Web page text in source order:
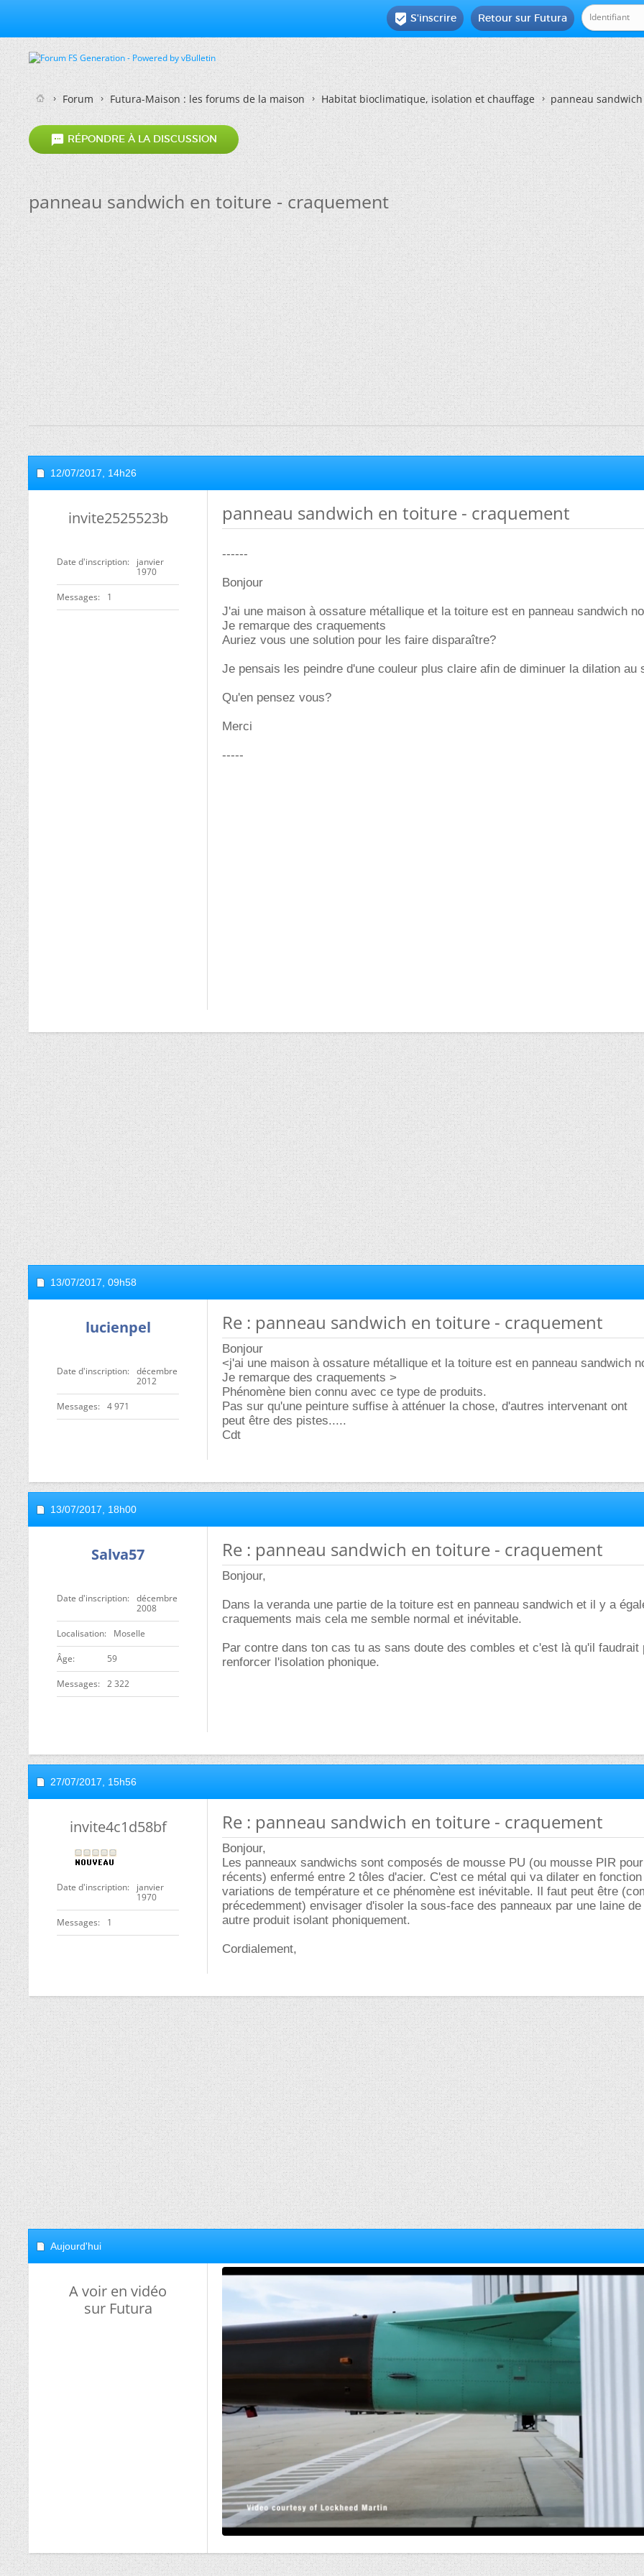
Retour sur Futura
 S'inscrire
Forum Futura-Maison : les forums de la maison Habitat bioclimatique, isolation et chauffage panneau
 RÉPONDRE À LA DISCUSSION
panneau sandwich en toiture - craquement
12/07/2017, 14h26
invite2525523b
Date d'inscription
janvier
1970
Messages 1
panneau sandwich en toiture - craquement
------
Bonjour
J'ai une maison à ossature métallique et la toiture est en panneau sandwich
Je remarque des craquements
Auriez vous une solution pour les faire disparaître?
Je pensais les peindre d'une couleur plus claire afin de diminuer la dilation au
Qu'en pensez vous?
Merci
-----
13/07/2017, 09h58
lucienpel
Date d'inscription
décembre
2012
Messages 4 971
Re : panneau sandwich en toiture - craquement
Bonjour
<j'ai une maison à ossature métallique et la toiture est en panneau sandwich
Je remarque des craquements >
Phénomène bien connu avec ce type de produits.
Pas sur qu'une peinture suffise à atténuer la chose, d'autres intervenant ont
peut être des pistes.....
Cdt
13/07/2017, 18h00
Salva57
Date d'inscription
décembre
2008
Localisation Moselle
ge 59
Messages 2 322
Re : panneau sandwich en toiture - craquement
Bonjour,
Dans la veranda une partie de la toiture est en panneau sandwich et il y a
craquements mais cela me semble normal et inévitable.
Par contre dans ton cas tu as sans doute des combles et c'est là qu'il faudrait
renforcer l'isolation phonique.
27/07/2017, 15h56
invite4c1d58bf
Date d'inscription
janvier
1970
Messages 1
Re : panneau sandwich en toiture - craquement
Bonjour,
Les panneaux sandwichs sont composés de mousse PU (ou mousse PIR
récents) enfermé entre 2 tôles d'acier. C'est ce métal qui va dilater en
variations de température et ce phénomène est inévitable. Il faut peut être
précedemment) envisager d'isoler la sous-face des panneaux par une laine
autre produit isolant phoniquement.
Cordialement,
Aujourd'hui
A voir en vidéo
sur Futura